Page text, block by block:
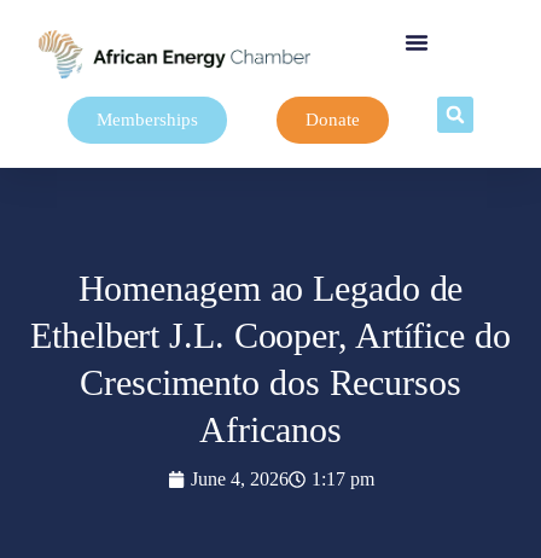
Memberships Donate
Homenagem ao Legado de
Ethelbert J.L. Cooper, Artífice do
Crescimento dos Recursos
Africanos
June 4, 2026 1:17 pm